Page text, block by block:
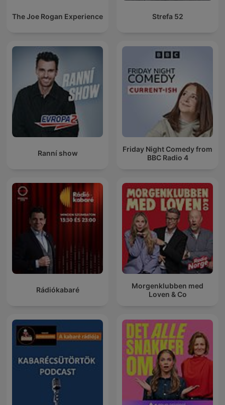
The Joe Rogan Experience Strefa 52
Ranní show
Friday Night Comedy from
BBC Radio 4
Rádiókabaré
Morgenklubben med
Loven & Co